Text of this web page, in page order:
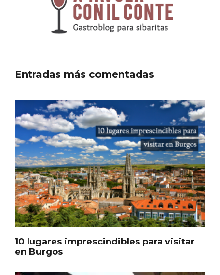
10 lugares imprescindibles para visitar
en Burgos
Fermoselle, ella la bella, el balcón de los
Arribes